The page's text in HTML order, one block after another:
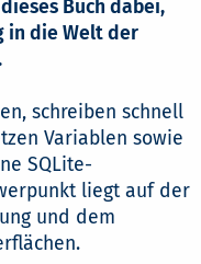
Buch dabei,
in die Welt der
schreiben schnell
Variablen sowie
SQLite-
liegt auf der
und dem